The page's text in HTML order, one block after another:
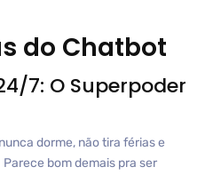
do Chatbot
7: O Superpoder
dorme, não tira férias e
bom demais pra ser